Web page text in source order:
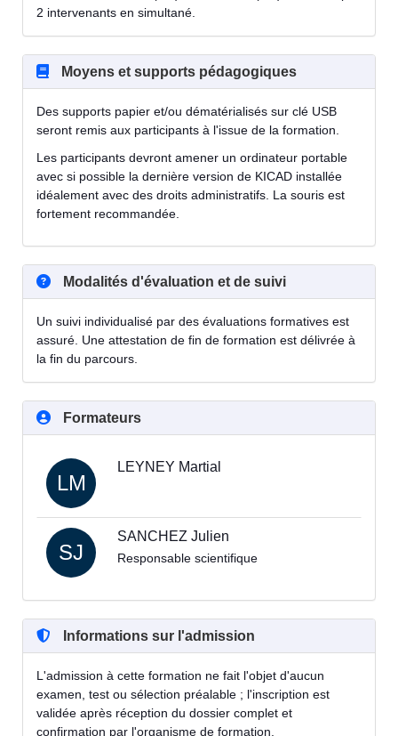
2 intervenants en simultané.
Moyens et supports pédagogiques
Des supports papier et/ou dématérialisés sur clé USB
seront remis aux participants à l'issue de la formation.
Les participants devront amener un ordinateur portable
avec si possible la dernière version de KICAD installée
idéalement avec des droits administratifs. La souris est
fortement recommandée.
Modalités d'évaluation et de suivi
Un suivi individualisé par des évaluations formatives est
assuré. Une attestation de fin de formation est délivrée à
la fin du parcours.
Formateurs
LM
LEYNEY Martial
SJ
SANCHEZ Julien
Responsable scientifique
Informations sur l'admission
L'admission à cette formation ne fait l'objet d'aucun
examen, test ou sélection préalable ; l'inscription est
validée après réception du dossier complet et
confirmation par l'organisme de formation.